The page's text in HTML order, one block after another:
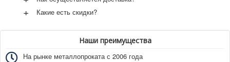
+ Какие есть скидки?
Наши преимущества
На рынке металлопроката с 2006 года